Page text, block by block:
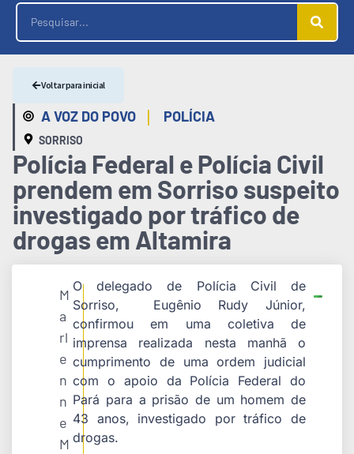
A VOZ DO POVO | POLÍCIA
SORRISO
Voltar para inicial
Polícia Federal e Polícia Civil
prendem em Sorriso suspeito
investigado por tráfico de
drogas em Altamira
M
a
rl
e
n
n
e
M
O delegado de Polícia Civil de
Sorriso, Eugênio Rudy Júnior,
confirmou em uma coletiva de
imprensa realizada nesta manhã o
cumprimento de uma ordem judicial
com o apoio da Polícia Federal do
Pará para a prisão de um homem de
43 anos, investigado por tráfico de
drogas.